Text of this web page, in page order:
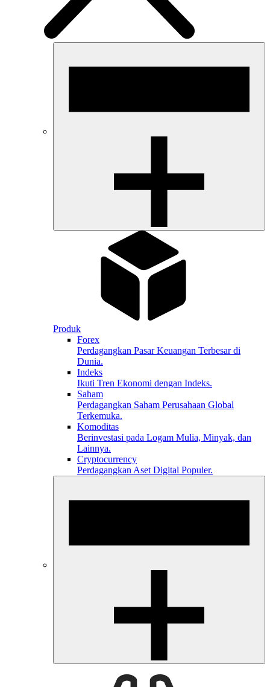
Produk
Forex
Perdagangkan Pasar Keuangan Terbesar di
Dunia.
Indeks
Ikuti Tren Ekonomi dengan Indeks.
Saham
Perdagangkan Saham Perusahaan Global
Terkemuka.
Komoditas
Berinvestasi pada Logam Mulia, Minyak, dan
Lainnya.
Cryptocurrency
Perdagangkan Aset Digital Populer.